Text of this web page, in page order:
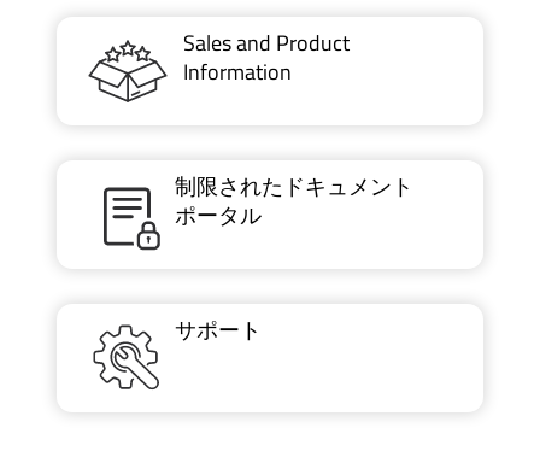
Sales and Product
Information
制限されたドキュメント
ポータル
サポート